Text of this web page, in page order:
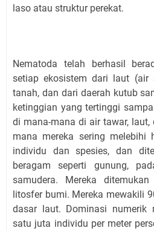
laso atau struktur perekat.
Nematoda telah berhasil
setiap ekosistem dari laut (air
tanah, dan dari daerah kutub
ketinggian yang tertinggi
di mana-mana di air tawar,
mana mereka sering melebihi
individu dan spesies, dan
beragam seperti gunung,
samudera. Mereka
litosfer bumi. Mereka mewakili
dasar laut. Dominasi numerik
satu juta individu per meter